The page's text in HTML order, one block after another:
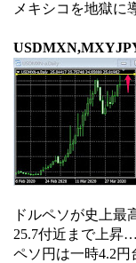
メキシコを地獄に
ドルペソが史上
25.7付近まで上昇…
ペソ円は一時4.2